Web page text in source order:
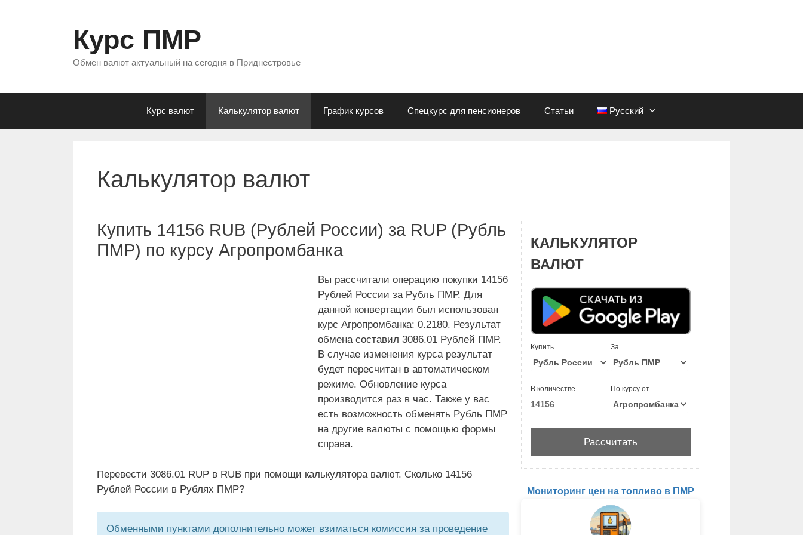
Курс ПМР
Обмен валют актуальный на сегодня в Приднестровье
Курс валют Калькулятор валют График курсов Спецкурс для пенсионеров Статьи Русский
Калькулятор валют
Купить 14156 RUB (Рублей России) за RUP (Рубль
ПМР) по курсу Агропромбанка
Вы рассчитали операцию покупки 14156
Рублей России за Рубль ПМР. Для
данной конвертации был использован
курс Агропромбанка: 0.2180. Результат
обмена составил 3086.01 Рублей ПМР.
В случае изменения курса результат
будет пересчитан в автоматическом
режиме. Обновление курса
производится раз в час. Также у вас
есть возможность обменять Рубль ПМР
на другие валюты с помощью формы
справа.
Перевести 3086.01 RUP в RUB при помощи калькулятора валют. Сколько 14156
Рублей России в Рублях ПМР?
Обменными пунктами дополнительно может взиматься комиссия за проведение
КАЛЬКУЛЯТОР
ВАЛЮТ
Купить За
В количестве По курсу от
Мониторинг цен на топливо в ПМР